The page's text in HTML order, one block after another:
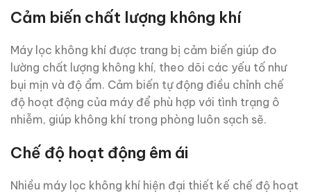
Cảm biến chất lượng không khí
Máy lọc không khí được trang bị cảm biến giúp đo
lường chất lượng không khí, theo dõi các yếu tố như
bụi mịn và độ ẩm. Cảm biến tự động điều chỉnh chế
độ hoạt động của máy để phù hợp với tình trạng ô
nhiễm, giúp không khí trong phòng luôn sạch sẽ.
Chế độ hoạt động êm ái
Nhiều máy lọc không khí hiện đại thiết kế chế độ hoạt